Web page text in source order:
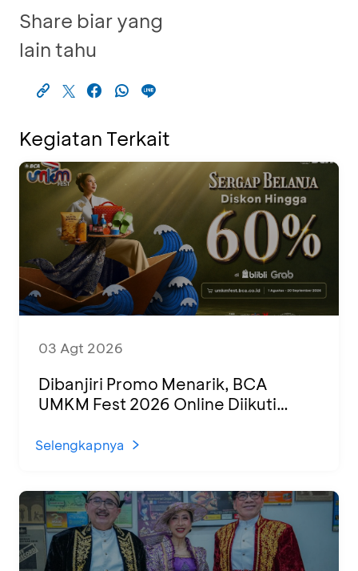
Share biar yang
lain tahu
Kegiatan Terkait
03 Agt 2026
Dibanjiri Promo Menarik, BCA
UMKM Fest 2026 Online Diikuti
Selengkapnya